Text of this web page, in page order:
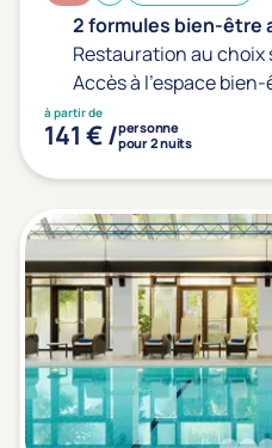
2 formules bien-être
Restauration au choix
Accès à l'espace
à partir de
141 € /personne
pour 2 nuits